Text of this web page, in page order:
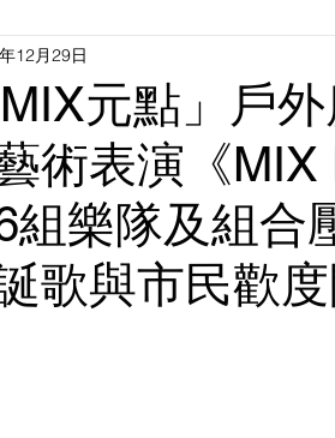
元點」戶
術表演《
組樂隊及組合
歌與市民歡
12月29日